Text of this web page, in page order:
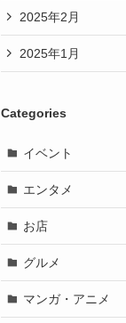
2025年2月
2025年1月
Categories
イベント
エンタメ
お店
グルメ
マンガ・アニメ